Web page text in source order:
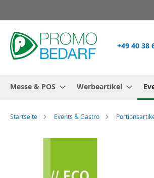
Inhalt
springen
+49 40 38
Messe & POS Werbeartikel
Startseite Events & Gastro